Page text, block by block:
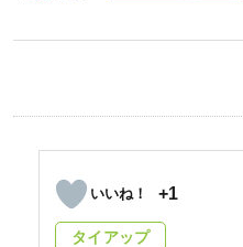
+1
タイアップ